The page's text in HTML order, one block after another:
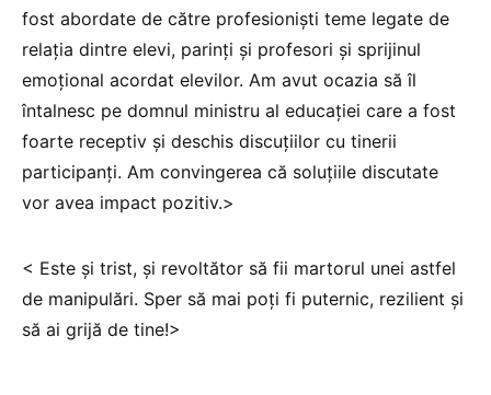
fost abordate de către profesioniști teme legate de
relația dintre elevi, parinți și profesori și sprijinul
emoțional acordat elevilor. Am avut ocazia să îl
întalnesc pe domnul ministru al educației care a fost
foarte receptiv și deschis discuțiilor cu tinerii
participanți. Am convingerea că soluțiile discutate
vor avea impact pozitiv.>
< Este și trist, și revoltător să fii martorul unei astfel
de manipulări. Sper să mai poți fi puternic, rezilient și
să ai grijă de tine!>